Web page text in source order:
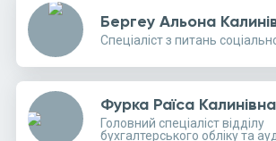
Бергеу Альона
Спеціаліст з питань
Фурка Раїса Калинівна
Головний спеціаліст відділу
бухгалтерського обліку та